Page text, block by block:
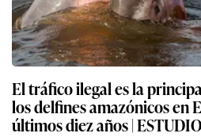
El tráfico ilegal es la
los delfines amazónicos en
últimos diez años | ESTUDIO